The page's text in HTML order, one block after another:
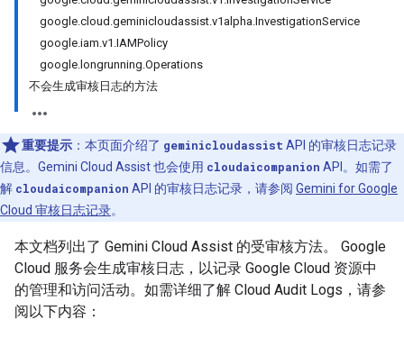
google.cloud.geminicloudassist.v1alpha.InvestigationService
google.iam.v1.IAMPolicy
google.longrunning.Operations
不会生成审核日志的方法
重要提示 ：本页面介绍了 geminicloudassist API 的审核日志记录
信息。Gemini Cloud Assist 也会使用 cloudaicompanion API。如需了
解 cloudaicompanion API 的审核日志记录，请参阅 Gemini for Google
Cloud 审核日志记录。
本文档列出了 Gemini Cloud Assist 的受审核方法。 Google
Cloud 服务会生成审核日志，以记录 Google Cloud 资源中
的管理和访问活动。如需详细了解 Cloud Audit Logs，请参
阅以下内容：